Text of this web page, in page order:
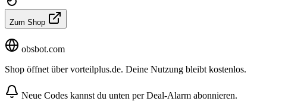
Zum Shop
obsbot.com
Shop öffnet über vorteilplus.de. Deine Nutzung bleibt kostenlos.
Neue Codes kannst du unten per Deal-Alarm abonnieren.